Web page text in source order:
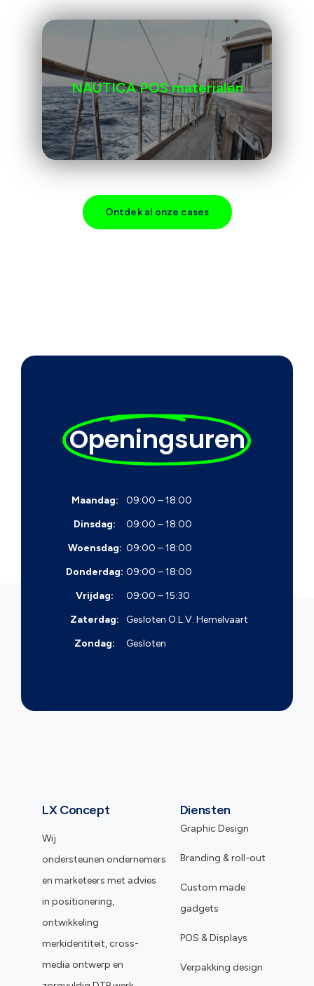
NAUTICA POS materialen
Ontdek al onze cases
Openingsuren
Maandag:
09:00 – 18:00
Dinsdag:
09:00 – 18:00
Woensdag: 09:00 – 18:00
Donderdag: 09:00 – 18:00
Vrijdag:
09:00 – 15:30
Zaterdag:
Gesloten O.L.V. Hemelvaart
Zondag:
Gesloten
LX Concept
Wij
ondersteunen ondernemers
en marketeers met advies
in positionering,
ontwikkeling
merkidentiteit, cross-
media ontwerp en
Diensten
Graphic Design
Branding & roll-out
Custom made
gadgets
POS & Displays
Verpakking design